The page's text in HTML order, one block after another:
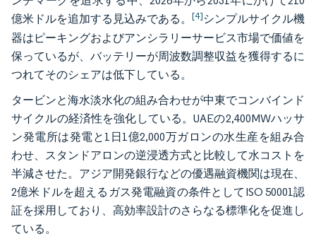
億米ドルを追加する見込みである。 [4]シンプルサイクル機
器はピーキングおよびアンシラリーサービス市場で価値を
保っているが、バッテリーが周波数調整収益を獲得するに
つれてそのシェアは低下している。
タービンと海水淡水化の組み合わせが中東でコンバインド
サイクルの経済性を強化している。UAEの2,400MWハッサ
ン発電所は発電と1日1億2,000万ガロンの水生産を組み合
わせ、スタンドアロンの逆浸透方式と比較して水コストを
半減させた。アジア開発銀行などの優遇融資機関は現在、
2億米ドルを超えるガス発電融資の条件としてISO 50001認
証を採用しており、高効率設計のさらなる標準化を促進し
ている。